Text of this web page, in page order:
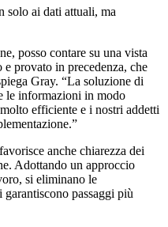
solo ai dati attuali, ma
posso contare su una vista
provato in precedenza, che
Gray. “La soluzione di
le informazioni in modo
efficiente e i nostri addetti
anche chiarezza dei
Adottando un approccio
si eliminano le
passaggi più